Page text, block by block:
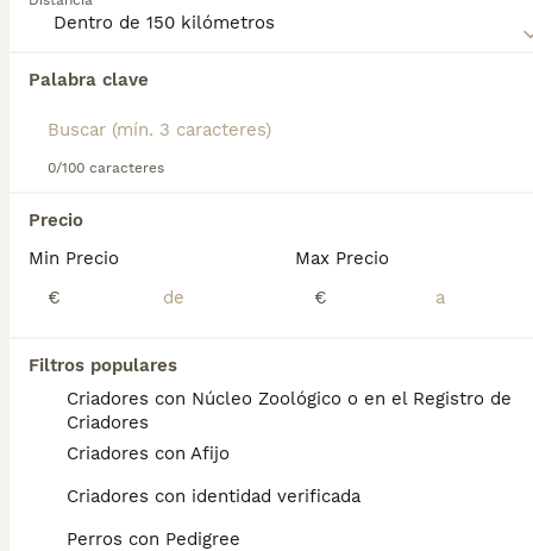
Palabra clave
0/100 caracteres
Precio
Min Precio
€
Max Precio
€
Filtros populares
Criadores con Núcleo Zoológico o en el Registro de
Criadores
Criadores con Afijo
Criadores con identidad verificada
Perros con Pedigree
Canario
para obtener información sobre esta raza de perro.
Encontramos 0 Presa Canario Perros en
Si deseas exactamente esta búsqueda guarda tu
búsqueda y espera el resultado perfecto:
Preguntas frecuentes
¿Cuánto vale un cachorro de
presa canaria?
El coste de adquisición de esta raza puede
variar según factores como el pedigrí, la
reputación del criador y la ubicación
geográfica. Es fundamental acudir a